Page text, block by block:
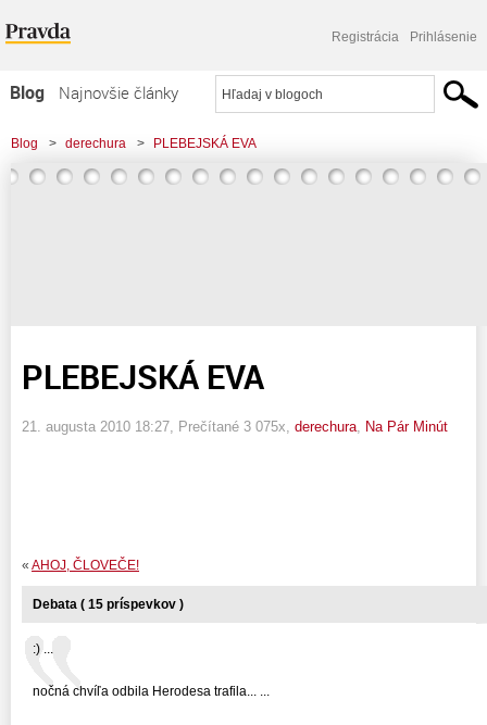
Registrácia Prihlásenie
Blog
Najnovšie články
Najčítanejšie články
Najkomentovanejšie články
Blog > derechura > PLEBEJSKÁ EVA
PLEBEJSKÁ EVA
21. augusta 2010 18:27 , Prečítané 3 075x, derechura Na Pár Minút
« AHOJ, ČLOVEČE!
Debata ( 15 príspevkov )
:) ...
nočná chvíľa odbila Herodesa trafila... ...